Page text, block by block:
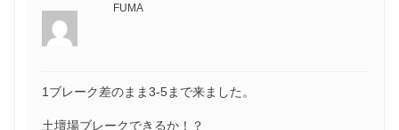
FUMA
1ブレーク差のまま3-5まで来ました。
土壇場ブレークできるか！？